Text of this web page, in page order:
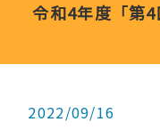
令和4年度「第
2022/09/16